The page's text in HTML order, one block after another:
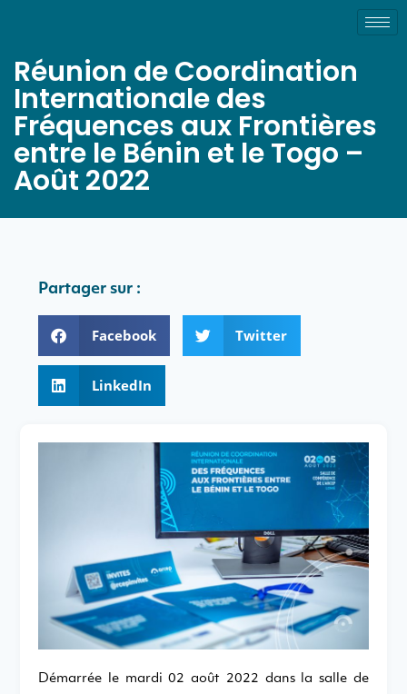
Réunion de Coordination
Internationale des
Fréquences aux Frontières
entre le Bénin et le Togo –
Août 2022
Partager sur :
Facebook Twitter
LinkedIn
Démarrée le mardi 02 août 2022 dans la salle de